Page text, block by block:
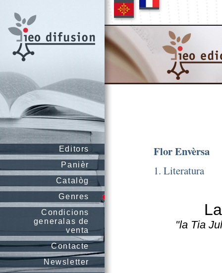
Editors
Panièr
Catalòg
Genres
Condicions
generalas de
venta
Contacte
Newsletter
Flor Envèrsa
1. Literatura
"la Tia